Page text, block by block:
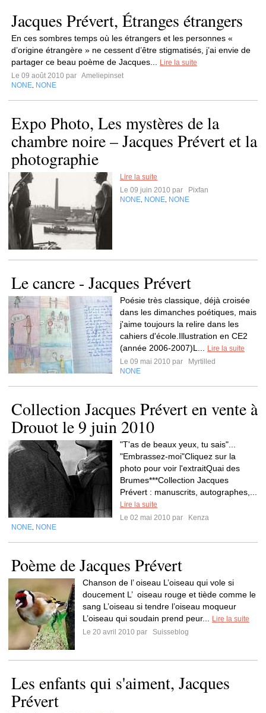
Jacques Prévert, Étranges étrangers
En ces sombres temps où les étrangers et les personnes «
d’origine étrangère » ne cessent d’être stigmatisés, j’ai envie de
partager ce beau poème de Jacques...
Lire la suite
Le 09 août 2010 par Ameliepinset
NONE NONE
Expo Photo, Les mystères de la
chambre noire – Jacques Prévert et la
photographie
Lire la suite
Le 09 juin 2010 par
Pixfan
NONE NONE NONE
Le cancre - Jacques Prévert
Poésie très classique, déjà croisée
dans les dimanches poétiques, mais
j'aime toujours la relire dans les
cahiers d'école.Illustration en CE2
(année 2006-2007)L...
Lire la suite
Le 09 mai 2010 par
Myrtilled
NONE
Collection Jacques Prévert en vente à
Drouot le 9 juin 2010
"T'as de beaux yeux, tu sais"...
"Embrassez-moi"Cliquez sur la
photo pour voir l'extraitQuai des
Brumes***Collection Jacques
Prévert : manuscrits, autographes,...
Lire la suite
Le 02 mai 2010 par
Kenza
NONE NONE
Poème de Jacques Prévert
Chanson de l’ oiseau L’oiseau qui vole si
doucement L’ oiseau rouge et tiède comme le
sang L’oiseau si tendre l’oiseau moqueur
L’oiseau qui soudain prend peur...
Lire la suite
Le 20 avril 2010 par
Suisseblog
Les enfants qui s'aiment, Jacques
Prévert